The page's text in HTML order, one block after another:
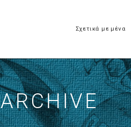
Σχετικά με μένα
ARCHIVE